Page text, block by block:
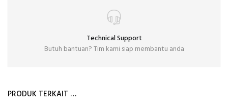
Technical Support
Butuh bantuan? Tim kami siap membantu anda
PRODUK TERKAIT …